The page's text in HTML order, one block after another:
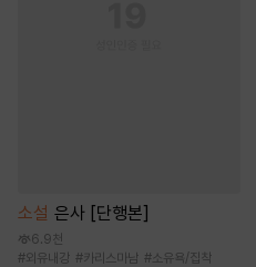
소설 은사 [단행본]
6.9천
#외유내강 #카리스마남 #소유욕/집착